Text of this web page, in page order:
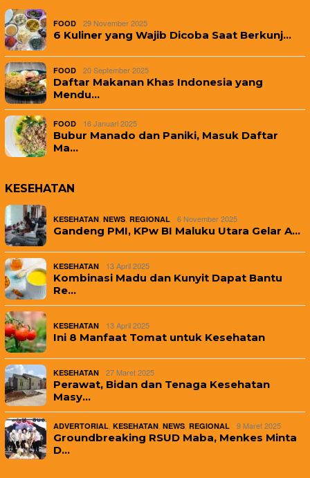
FOOD 29 November 2025
6 Kuliner yang Wajib Dicoba Saat Berkunj…
FOOD 20 September 2025
Daftar Makanan Khas Indonesia yang
Mendu…
FOOD 16 Januari 2025
Bubur Manado dan Paniki, Masuk Daftar
Ma…
KESEHATAN
KESEHATAN NEWS REGIONAL 6 November 2025
Gandeng PMI, KPw BI Maluku Utara Gelar A…
KESEHATAN 13 April 2025
Kombinasi Madu dan Kunyit Dapat Bantu
Re…
KESEHATAN 13 April 2025
Ini 8 Manfaat Tomat untuk Kesehatan
KESEHATAN 27 Maret 2025
Perawat, Bidan dan Tenaga Kesehatan
Masy…
ADVERTORIAL KESEHATAN NEWS REGIONAL 9 Maret 2025
Groundbreaking RSUD Maba, Menkes Minta
D…